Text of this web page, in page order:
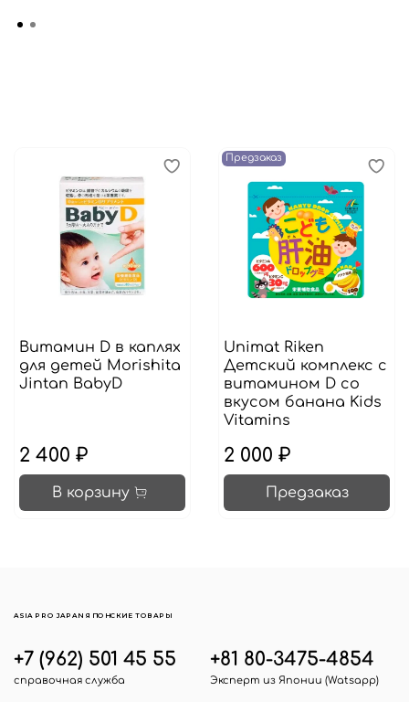
Витамин D в каплях
для детей Morishita
Jintan BabyD
2 400 ₽
В корзину
Предзаказ
Unimat Riken
Детский комплекс с
витамином D со
вкусом банана Kids
Vitamins
2 000 ₽
Предзаказ
+7 (962) 501 45 55
справочная служба
+81 80-3475-4854
Эксперт из Японии (Watsapp)
ASIA PRO JAPAN ЯПОНСКИЕ ТОВАРЫ